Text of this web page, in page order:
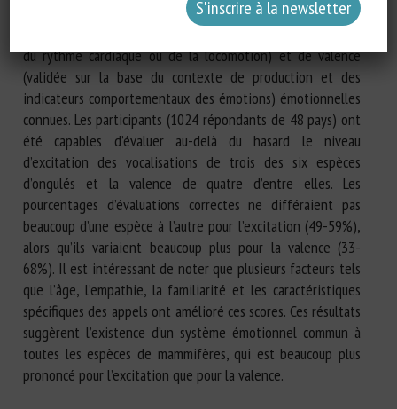
plusieurs ongulés sauvages et domestiques produits dans
du rythme cardiaque ou de la locomotion) et de valence
(validée sur la base du contexte de production et des
indicateurs comportementaux des émotions) émotionnelles
connues. Les participants (1024 répondants de 48 pays) ont
été capables d’évaluer au-delà du hasard le niveau
d’excitation des vocalisations de trois des six espèces
d’ongulés et la valence de quatre d’entre elles. Les
pourcentages d’évaluations correctes ne différaient pas
beaucoup d’une espèce à l’autre pour l’excitation (49-59%),
alors qu’ils variaient beaucoup plus pour la valence (33-
68%). Il est intéressant de noter que plusieurs facteurs tels
que l’âge, l’empathie, la familiarité et les caractéristiques
spécifiques des appels ont amélioré ces scores. Ces résultats
suggèrent l’existence d’un système émotionnel commun à
toutes les espèces de mammifères, qui est beaucoup plus
prononcé pour l’excitation que pour la valence.